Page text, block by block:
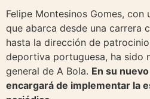
Felipe Montesinos Gomes,
que abarca desde una carrera
hasta la dirección de
deportiva portuguesa, ha sido
general de A Bola. En su
encargará de implementar la